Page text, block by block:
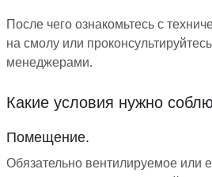
После чего ознакомьтесь с
на смолу или
менеджерами.
Какие условия нужно
Помещение.
Обязательно вентилируемое или